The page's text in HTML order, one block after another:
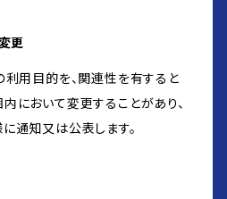
更
利用目的を、関連性を有すると
において変更することがあり、
通知又は公表します。